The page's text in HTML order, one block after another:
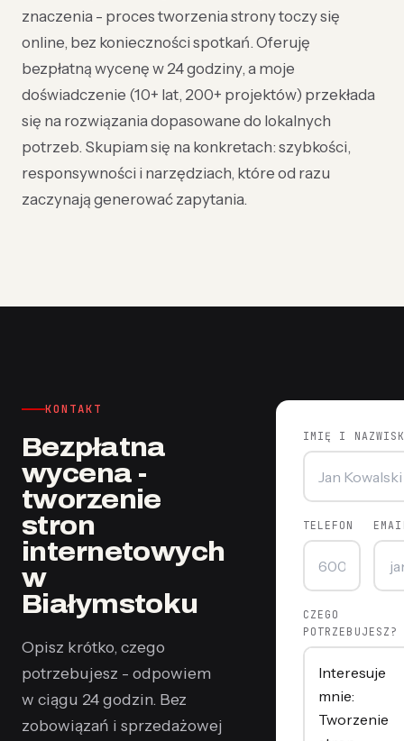
znaczenia - proces tworzenia strony toczy się
online, bez konieczności spotkań. Oferuję
bezpłatną wycenę w 24 godziny, a moje
doświadczenie (10+ lat, 200+ projektów) przekłada
się na rozwiązania dopasowane do lokalnych
potrzeb. Skupiam się na konkretach: szybkości,
responsywności i narzędziach, które od razu
zaczynają generować zapytania.
KONTAKT
Bezpłatna
wycena -
tworzenie
stron
internetowych
w
Białymstoku
Opisz krótko, czego
potrzebujesz - odpowiem
w ciągu 24 godzin. Bez
zobowiązań i sprzedażowej
IMIĘ I
TELEFON
CZEGO
POTRZEBUJESZ?